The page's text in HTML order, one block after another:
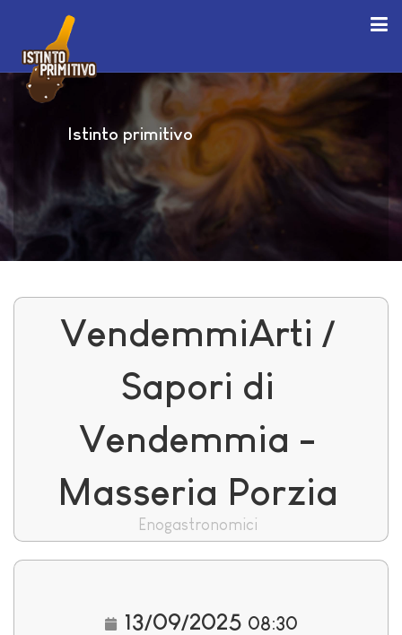
Istinto primitivo
VendemmiArti /
Sapori di
Vendemmia -
Masseria Porzia
Enogastronomici
13/09/2025 08:30